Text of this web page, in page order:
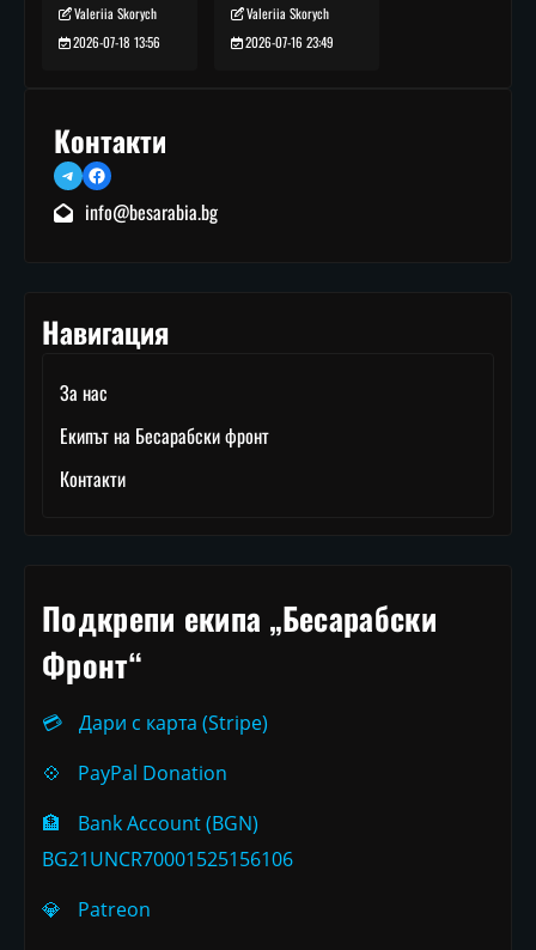
Valeriia Skorych
2026-07-18 13:56
Valeriia Skorych
2026-07-16 23:49
Контакти
TelegramFacebook
info@besarabia.bg
Навигация
За нас
Екипът на Бесарабски фронт
Контакти
Подкрепи екипа „Бесарабски
Фронт“
💳
Дари с карта (Stripe)
💠
PayPal Donation
🏦
Bank Account (BGN)
BG21UNCR70001525156106
💎
Patreon